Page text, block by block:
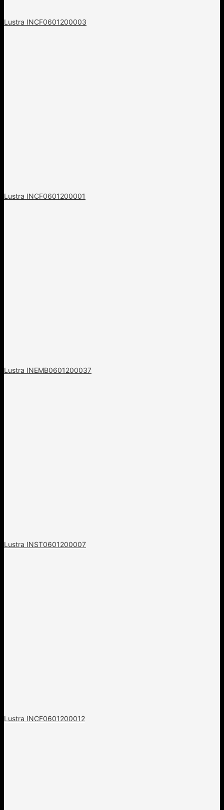
Lustra INCF0601200003
Lustra INCF0601200001
Lustra INEMB0601200037
Lustra INST0601200007
Lustra INCF0601200012